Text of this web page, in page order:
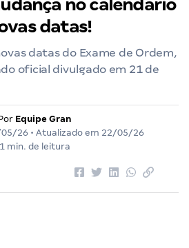
no calendário
datas!
datas do Exame de Ordem,
oficial divulgado em 21 de
Equipe Gran
26 • Atualizado em 22/05/26
1 min. de leitura